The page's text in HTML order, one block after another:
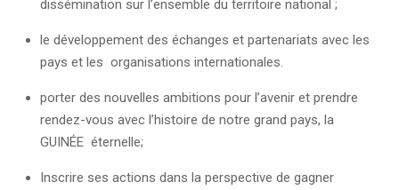
dissémination sur l’ensemble du territoire national ;
le développement des échanges et partenariats avec les
pays et les organisations internationales.
porter des nouvelles ambitions pour l’avenir et prendre
rendez-vous avec l’histoire de notre grand pays, la
GUINÉE éternelle;
Inscrire ses actions dans la perspective de gagner